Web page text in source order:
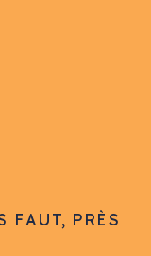
FAUT, PRÈS